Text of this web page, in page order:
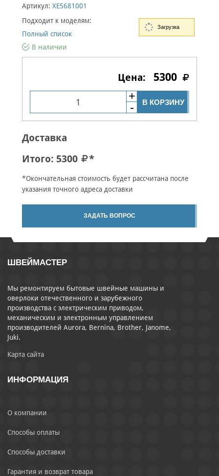
Артикул: XE5681001
Подходит к моделям:
Полный список
В наличии
5300
В КОРЗИНУ
Доставка
Итого: 5300 *
*Окончательная стоимость будет рассчитана после
указания точного адреса доставки
ЗАДАТЬ ВОПРОС
ШВЕЙМАСТЕР
Мы ремонтируем бытовые швейные машины и
оверлоки отечественного и зарубежного
производства с электрическим приводом,
механическим и электронным управлением
производителей Aurora, Bernina, Brother, Janome,
Juki.
Карта сайта
ИНФОРМАЦИЯ
О компании
Способы оплаты
Способы доставки
Гарантия и возврат товара
Загрузка